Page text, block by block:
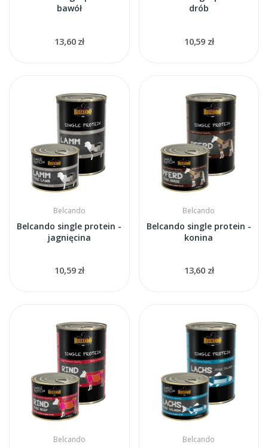
bawół
13,60 zł
drób
10,59 zł
Belcando
Belcando single protein -
jagnięcina
10,59 zł
Belcando
Belcando single protein -
konina
13,60 zł
Belcando Belcando